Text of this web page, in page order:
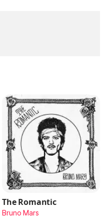
The Romantic
Bruno Mars